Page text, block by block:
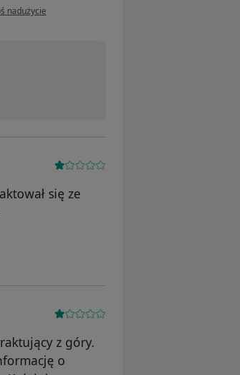
użytkownika JW
nadużycie
się ze
zostało usunięte
z góry.
o